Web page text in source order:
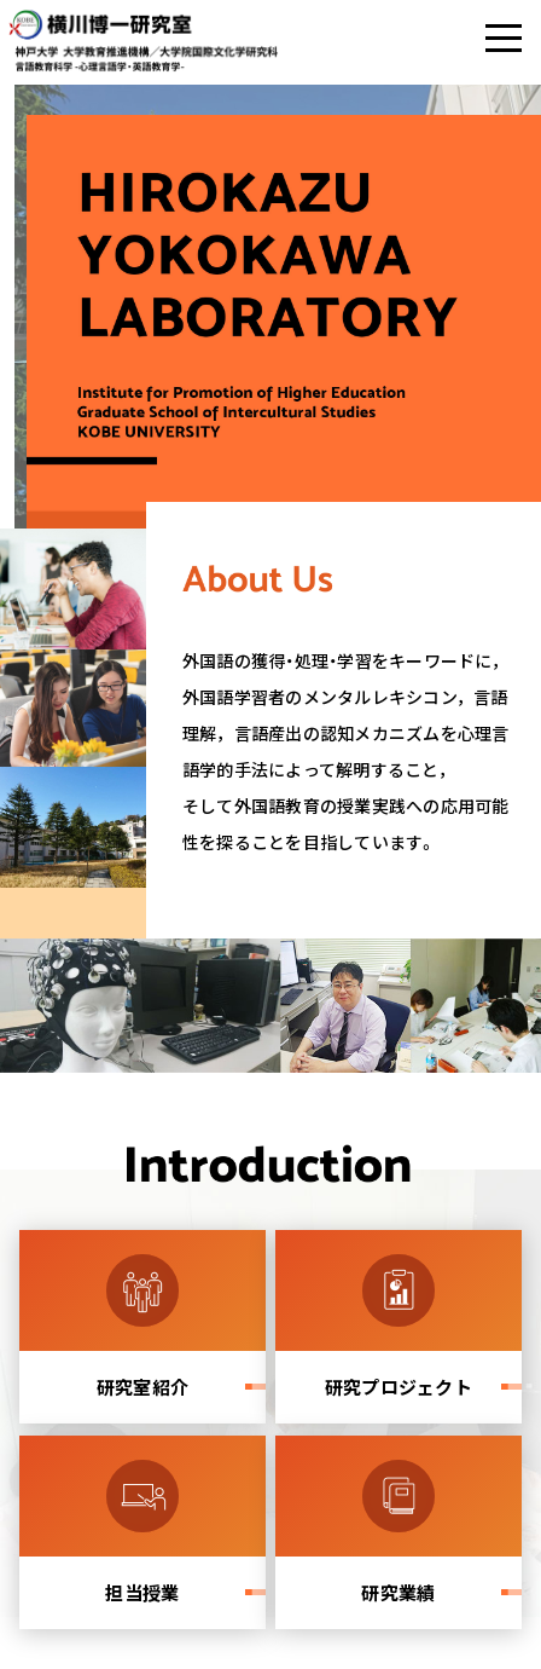
外国語の獲得・処理・学習をキーワードに，
外国語学習者のメンタルレキシコン，言語
理解，言語産出の認知メカニズムを心理言
語学的手法によって解明すること，
そして外国語教育の授業実践への応用可能
性を探ることを目指しています。
研究室紹介 研究プロジェクト
担当授業 研究業績